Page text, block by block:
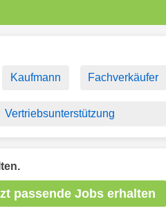
Kaufmann Fachverkäufer
Vertriebsunterstützung
passende Jobs erhalten